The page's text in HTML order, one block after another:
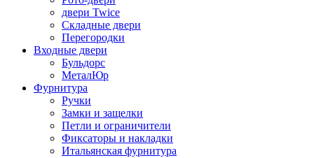
двери Twice
Складные двери
Перегородки
Входные двери
Бульдорс
МеталЮр
Фурнитура
Ручки
Замки и защелки
Петли и ограничители
Фиксаторы и накладки
Итальянская фурнитура